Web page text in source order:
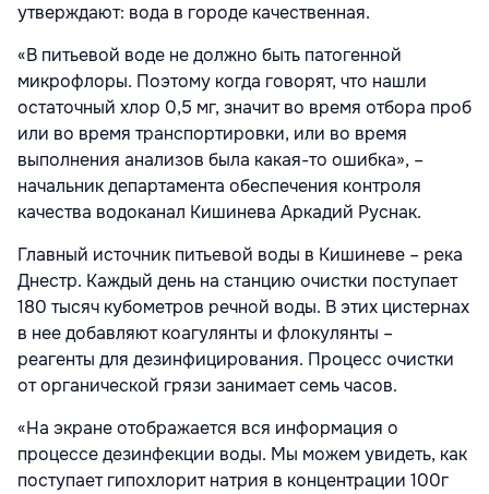
утверждают: вода в городе качественная.
«В питьевой воде не должно быть патогенной
микрофлоры. Поэтому когда говорят, что нашли
остаточный хлор 0,5 мг, значит во время отбора проб
или во время транспортировки, или во время
выполнения анализов была какая-то ошибка», –
начальник департамента обеспечения контроля
качества водоканал Кишинева Аркадий Руснак.
Главный источник питьевой воды в Кишиневе – река
Днестр. Каждый день на станцию очистки поступает
180 тысяч кубометров речной воды. В этих цистернах
в нее добавляют коагулянты и флокулянты –
реагенты для дезинфицирования. Процесс очистки
от органической грязи занимает семь часов.
«На экране отображается вся информация о
процессе дезинфекции воды. Мы можем увидеть, как
поступает гипохлорит натрия в концентрации 100г